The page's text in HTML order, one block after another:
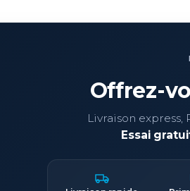
Offrez-
Livraison
Essai